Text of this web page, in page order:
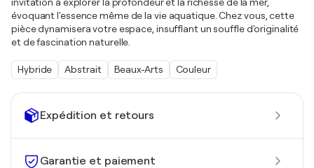
Expédition et retours
Garantie et paiement
invitation à explorer la profondeur et la richesse de la mer,
évoquant l'essence même de la vie aquatique. Chez vous, cette
pièce dynamisera votre espace, insufflant un souffle d'originalité
et de fascination naturelle.
Hybride Abstrait Beaux-Arts Couleur